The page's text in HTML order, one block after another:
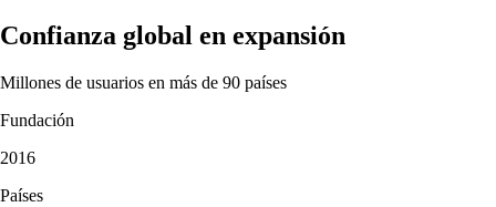
Confianza global en expansión
Millones de usuarios en más de 90 países
Fundación
2016
Países